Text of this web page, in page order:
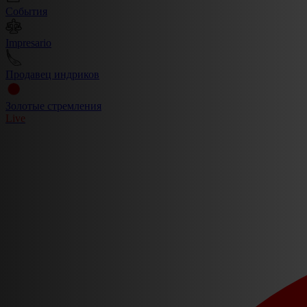
События
Impresario
Продавец индриков
Золотые стремления
Live